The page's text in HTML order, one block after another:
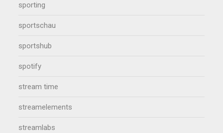
sporting
sportschau
sportshub
spotify
stream time
streamelements
streamlabs